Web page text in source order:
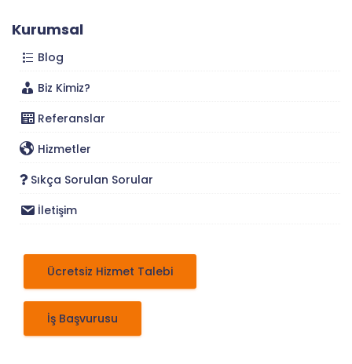
Kurumsal
Blog
Biz Kimiz?
Referanslar
Hizmetler
Sıkça Sorulan Sorular
İletişim
Ücretsiz Hizmet Talebi
İş Başvurusu